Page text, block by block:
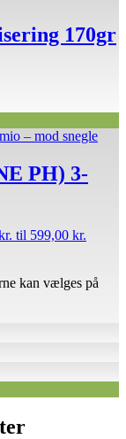
170gr
PH) 3-
til 599,00 kr.
kan vælges på